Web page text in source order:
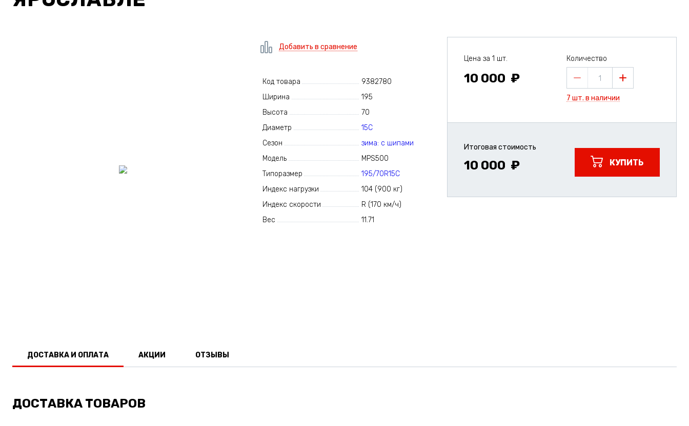
Добавить в сравнение
Код товара
9382780
Ширина
195
Высота
70
Диаметр
15C
Сезон
зима: с шипами
Модель
MPS500
Типоразмер
195/70R15C
Индекс нагрузки
104 (900 кг)
Индекс скорости
R (170 км/ч)
Вес
11.71
Цена за 1 шт.
10 000
Количество
1
7 шт. в наличии
Итоговая стоимость
10 000 КУПИТЬ
ДОСТАВКА И ОПЛАТА АКЦИИ ОТЗЫВЫ
ДОСТАВКА ТОВАРОВ